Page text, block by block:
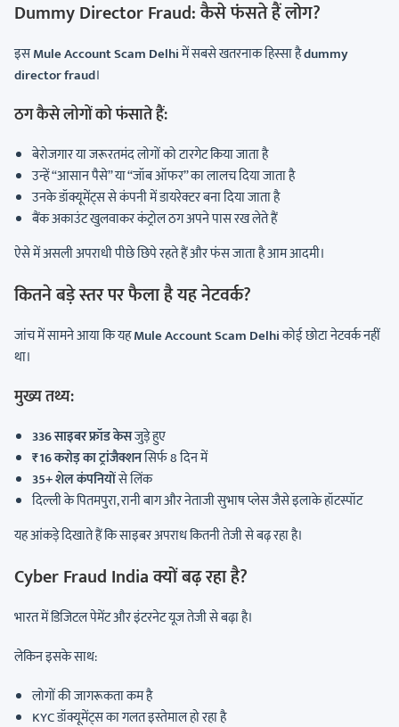
Dummy Director Fraud: कैसे फंसते हैं लोग?
इसMule Account Scam Delhiमें सबसे खतरनाक हिस्सा हैdummy
director fraud।
ठग कैसे लोगों को फंसाते हैं:
बेरोजगार या जरूरतमंद लोगों को टारगेट किया जाता है
उन्हें “आसान पैसे” या “जॉब ऑफर” का लालच दिया जाता है
उनके डॉक्यूमेंट्स से कंपनी में डायरेक्टर बना दिया जाता है
बैंक अकाउंट खुलवाकर कंट्रोल ठग अपने पास रख लेते हैं
ऐसे में असली अपराधी पीछे छिपे रहते हैं और फंस जाता है आम आदमी।
कितने बड़े स्तर पर फैला है यह नेटवर्क?
जांच में सामने आया कि यहMule Account Scam Delhiकोई छोटा नेटवर्क नहीं
था।
मुख्य तथ्य:
336 साइबर फ्रॉड केसजुड़े हुए
₹16 करोड़ का ट्रांजैक्शनसिर्फ 8 दिन में
35+ शेल कंपनियोंसे लिंक
दिल्ली के पितमपुरा, रानी बाग और नेताजी सुभाष प्लेस जैसे इलाके हॉटस्पॉट
यह आंकड़े दिखाते हैं कि साइबर अपराध कितनी तेजी से बढ़ रहा है।
Cyber Fraud India क्यों बढ़ रहा है?
भारत में डिजिटल पेमेंट और इंटरनेट यूज तेजी से बढ़ा है।
लेकिन इसके साथ:
लोगों की जागरूकता कम है
KYC डॉक्यूमेंट्स का गलत इस्तेमाल हो रहा है